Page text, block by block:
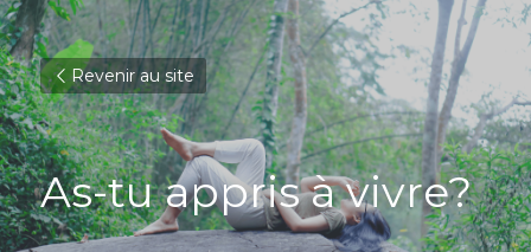
Revenir au site
As-tu appris à vivre?